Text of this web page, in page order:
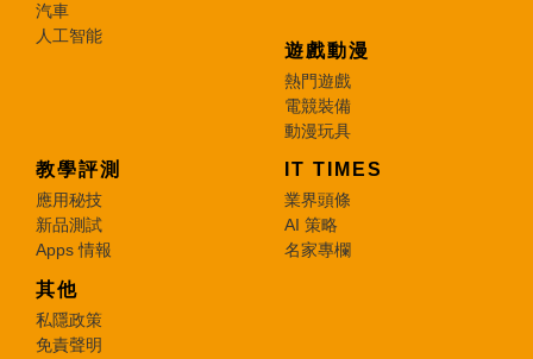
汽車
人工智能
遊戲動漫
熱門遊戲
電競裝備
動漫玩具
教學評測
應用秘技
新品測試
Apps 情報
IT TIMES
業界頭條
AI 策略
名家專欄
其他
私隱政策
免責聲明